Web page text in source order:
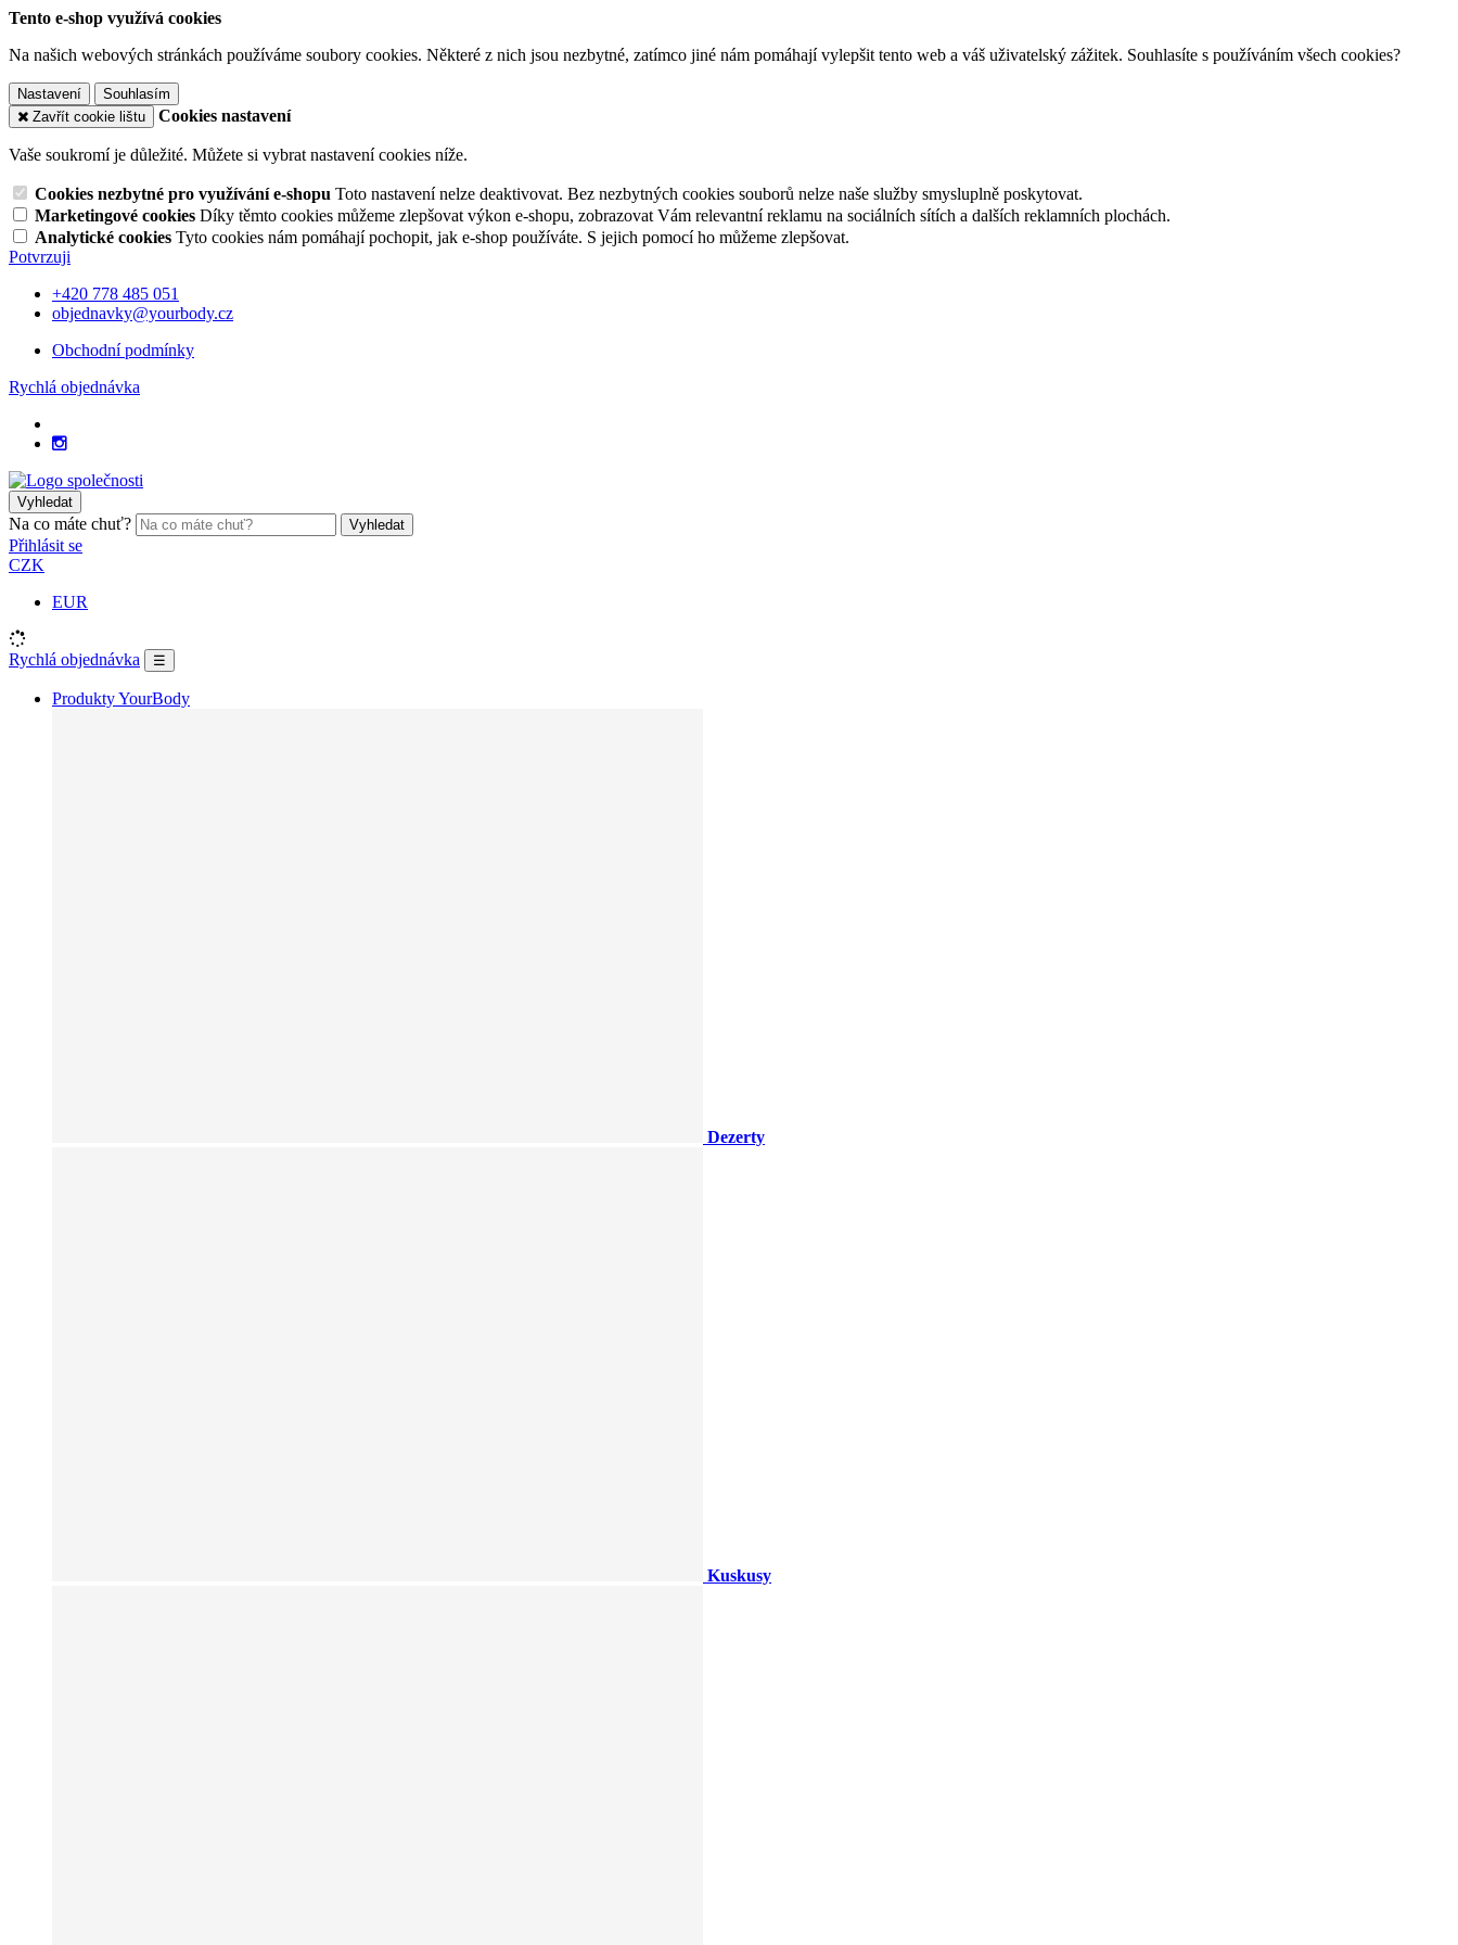
Tento e-shop využívá cookies
Na našich webových stránkách používáme soubory cookies. Některé z nich jsou nezbytné, zatímco jiné nám pomáhají vylepšit tento web a váš uživatelský zážitek. Souhlasíte s používáním všech cookies?
Nastavení
Souhlasím
Zavřít cookie lištu
Cookies nastavení
Vaše soukromí je důležité. Můžete si vybrat nastavení cookies níže.
Cookies nezbytné pro využívání e-shopu Toto nastavení nelze deaktivovat. Bez nezbytných cookies souborů nelze naše služby smysluplně poskytovat.
Marketingové cookies Díky těmto cookies můžeme zlepšovat výkon e-shopu, zobrazovat Vám relevantní reklamu na sociálních sítích a dalších reklamních plochách.
Analytické cookies Tyto cookies nám pomáhají pochopit, jak e-shop používáte. S jejich pomocí ho můžeme zlepšovat.
Potvrzuji
+420 778 485 051
objednavky@yourbody.cz
Obchodní podmínky
Rychlá objednávka
Vyhledat
Na co máte chuť? Vyhledat
Přihlásit se
CZK
EUR
Rychlá objednávka ☰
Produkty YourBody
Dezerty
Kuskusy